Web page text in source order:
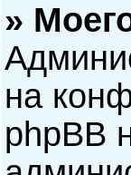
»
на
phpBB